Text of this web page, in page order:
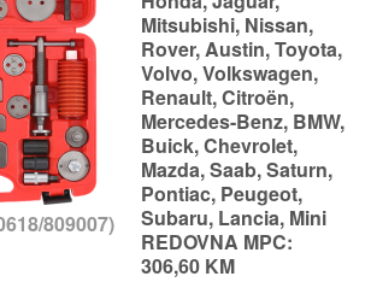
809007)
Mitsubishi, Nissan,
Rover, Austin, Toyota,
Volvo, Volkswagen,
Renault, Citroën,
Mercedes-Benz, BMW,
Buick, Chevrolet,
Mazda, Saab, Saturn,
Pontiac, Peugeot,
Subaru, Lancia, Mini
REDOVNA MPC:
306,60 KM